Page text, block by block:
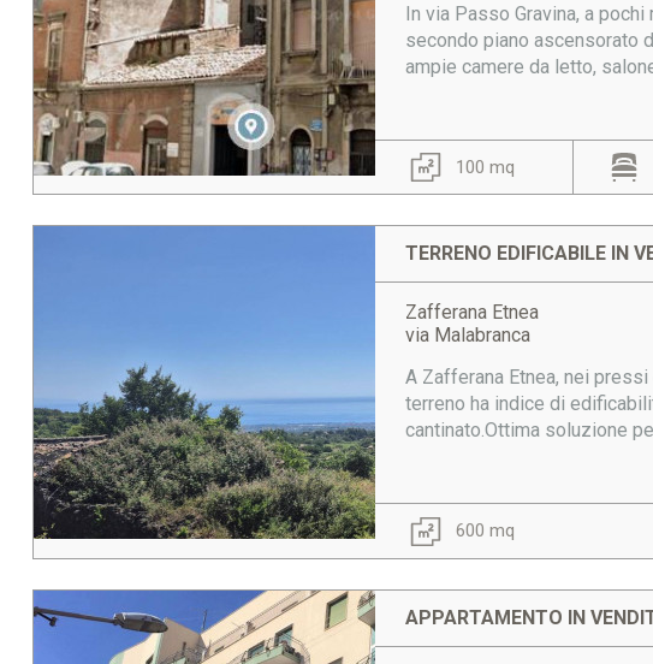
In via Passo Gravina, a
secondo piano ascensorato
ampie camere da letto,
100 mq
TERRENO EDIFICABILE IN
Zafferana Etnea
via Malabranca
A Zafferana Etnea, nei
terreno ha indice di
cantinato.Ottima soluzione
600 mq
APPARTAMENTO IN